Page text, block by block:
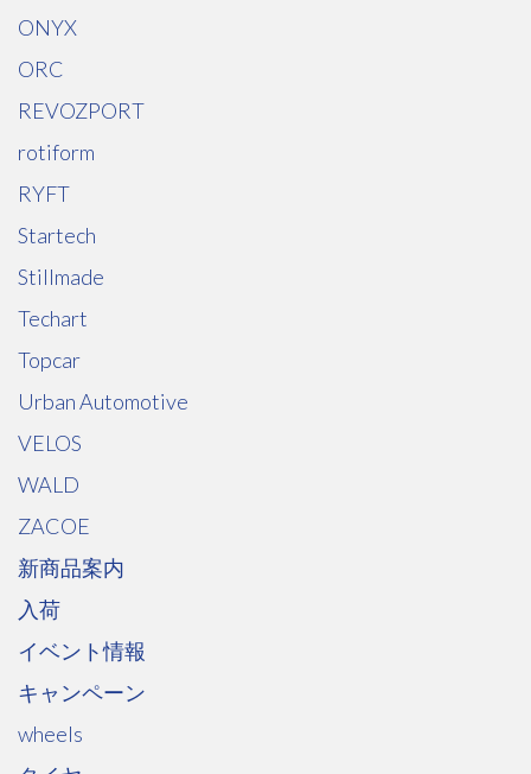
ONYX
ORC
REVOZPORT
rotiform
RYFT
Startech
Stillmade
Techart
Topcar
Urban Automotive
VELOS
WALD
ZACOE
新商品案内
入荷
イベント情報
キャンペーン
wheels